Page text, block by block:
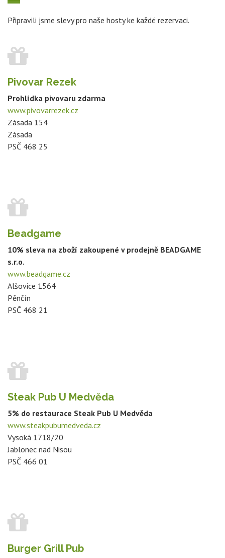
Připravili jsme slevy pro naše hosty ke každé rezervaci.
Pivovar Rezek
Prohlídka pivovaru zdarma
www.pivovarrezek.cz
Zásada 154
Zásada
PSČ 468 25
Beadgame
10% sleva na zboží zakoupené v prodejně BEADGAME
s.r.o.
www.beadgame.cz
Alšovice 1564
Pěnčín
PSČ 468 21
Steak Pub U Medvěda
5% do restaurace Steak Pub U Medvěda
www.steakpubumedveda.cz
Vysoká 1718/20
Jablonec nad Nisou
PSČ 466 01
Burger Grill Pub